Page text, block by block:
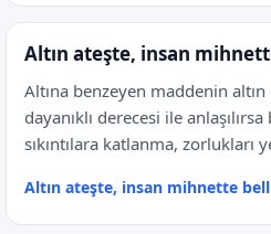
Altın ateşte, insan
Altına benzeyen maddenin altın
dayanıklı derecesi ile
sıkıntılara katlanma, zorlukları
Altın ateşte, insan mihnette